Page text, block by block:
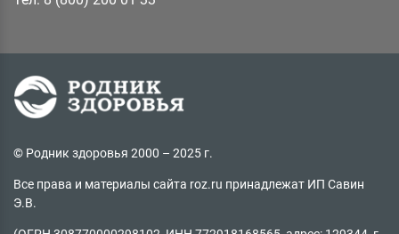
© Родник здоровья 2000 – 2025 г.
Все права и материалы сайта roz.ru принадлежат ИП Савин
Э.В.